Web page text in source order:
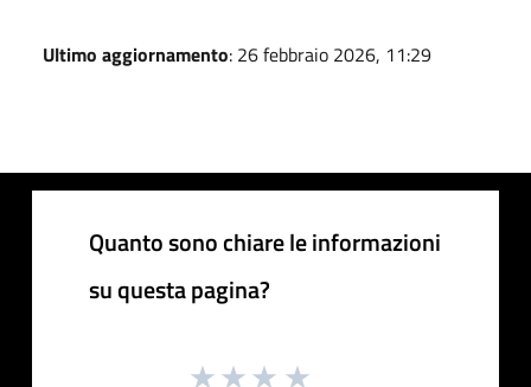
Ultimo aggiornamento: 26 febbraio 2026, 11:29
Quanto sono chiare le informazioni
su questa pagina?